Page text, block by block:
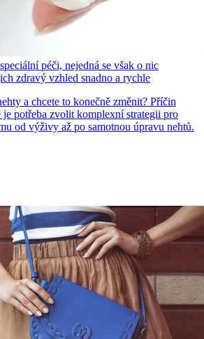
péči, nejedná se však o nic
zdravý vzhled snadno a rychle
a chcete to konečně změnit? Příčin
je potřeba zvolit komplexní strategii pro
od výživy až po samotnou úpravu nehtů.